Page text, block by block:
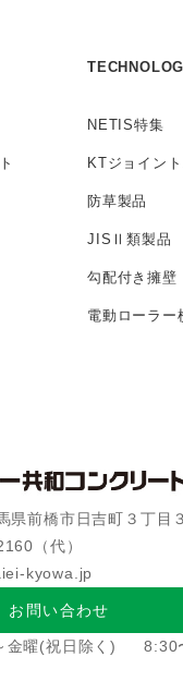
NETIS特集
KTジョイン
防草製品
JISⅡ類製品
勾配付き擁壁
電動ローラー
県前橋市日吉町３丁目
（代）
kyowa.jp
お問い合わせ
金曜(祝日除く) 8:30